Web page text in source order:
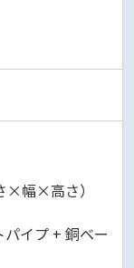
幅×高さ）
イプ + 銅ベー